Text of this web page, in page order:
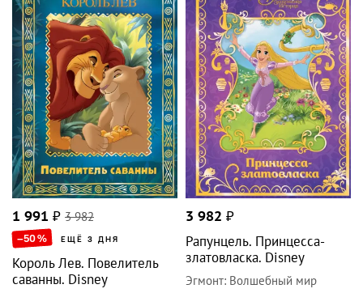
1 991 ₽ 3 982
–50% ЕЩЁ 3 ДНЯ
Король Лев. Повелитель
саванны. Disney
3 982 ₽
Рапунцель. Принцесса-
златовласка. Disney
Эгмонт: Волшебный мир